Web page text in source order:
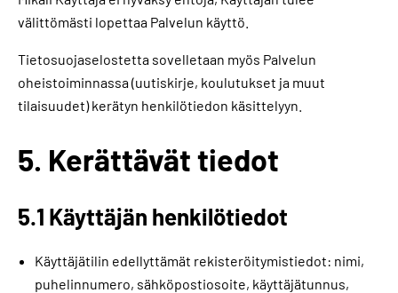
välittömästi lopettaa Palvelun käyttö.
Tietosuojaselostetta sovelletaan myös Palvelun
oheistoiminnassa (uutiskirje, koulutukset ja muut
tilaisuudet) kerätyn henkilötiedon käsittelyyn.
5. Kerättävät tiedot
5.1 Käyttäjän henkilötiedot
Käyttäjätilin edellyttämät rekisteröitymistiedot: nimi,
puhelinnumero, sähköpostiosoite, käyttäjätunnus,